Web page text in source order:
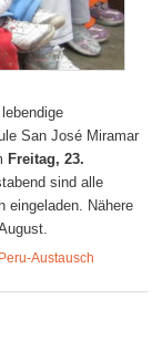
San José Miramar
Freitag, 23.
sind alle
eingeladen. Nähere
Peru-Austausch